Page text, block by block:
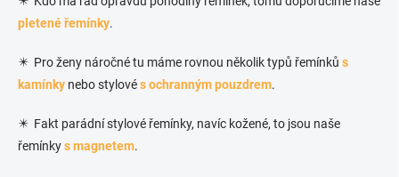
pletené řemínky.
✴️ Pro ženy náročné tu máme rovnou několik typů řemínků s
kamínky nebo stylovés ochranným pouzdrem.
✴️ Fakt parádní stylové řemínky, navíc kožené, to jsou naše
řemínkys magnetem.